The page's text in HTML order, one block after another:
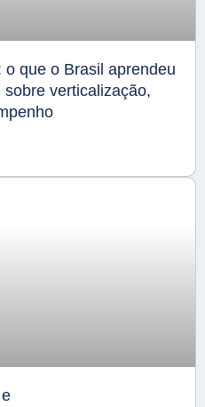
que o Brasil aprendeu
verticalização,